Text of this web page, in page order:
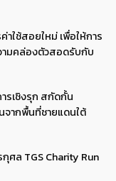
ใช้สอยใหม่ เพื่อให้การ
ามคล่องตัวสอดรับกับ
รเชิงรุก สกัดกั้น
จากพื้นที่ชายแดนใต้
ศล TGS Charity Run